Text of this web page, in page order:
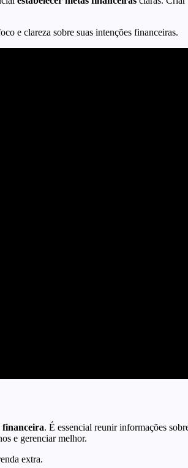
e clareza sobre suas intenções financeiras.
financeira. É essencial reunir informações
e gerenciar melhor.
extra.